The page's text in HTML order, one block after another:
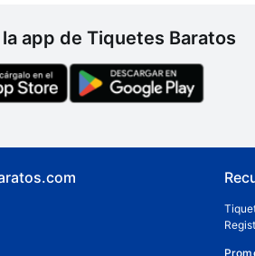
app de Tiquetes Baratos